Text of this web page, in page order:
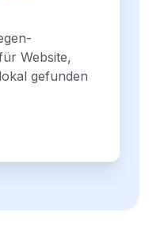
Website,
gefunden